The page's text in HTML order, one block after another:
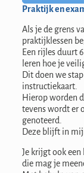
Praktijk en
Als je de grens
praktijklessen
Een rijles duurt
leren hoe je
Dit doen we
instructiekaart.
Hierop worden
tevens wordt er
genoteerd.
Deze blijft in
Je krijgt ook een
die mag je